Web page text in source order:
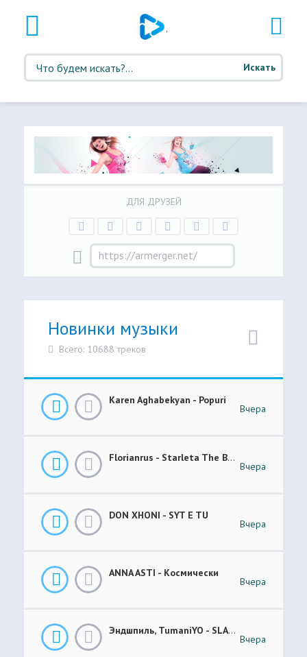
Искать
ДЛЯ ДРУЗЕЙ
Новинки музыки
Всего: 10688 треков
Karen Aghabekyan - Popuri
Вчера
Florianrus - Starleta The Bar Session
Вчера
DON XHONI - SYT E TU
Вчера
ANNA ASTI - Космически
Вчера
Эндшпиль, TumaniYO - SLANG
Вчера